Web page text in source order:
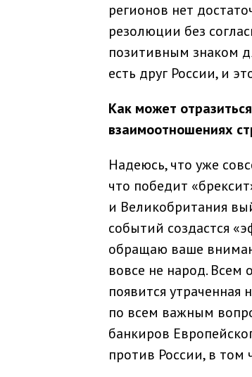
регионов нет
резолюции без
позитивным знаком
есть друг России, и
Как может
взаимоотношениях
Надеюсь, что уже
что победит
и Великобритания
событий создастся
обращаю ваше
вовсе не народ. Всем
появится
по всем важным
банкиров
против России, в том